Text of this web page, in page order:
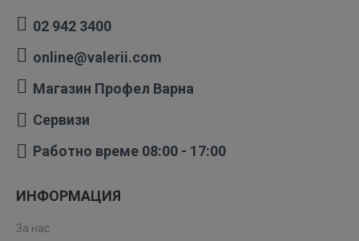
02 942 3400
online@valerii.com
Магазин Профел Варна
Сервизи
Работно време 08:00 - 17:00
ИНФОРМАЦИЯ
За нас